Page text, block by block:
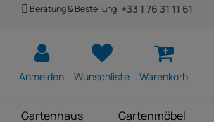
Beratung & Bestellung :+33 1 76 31 11 61
Anmelden Wunschliste Warenkorb
Gartenhaus Gartenmöbel